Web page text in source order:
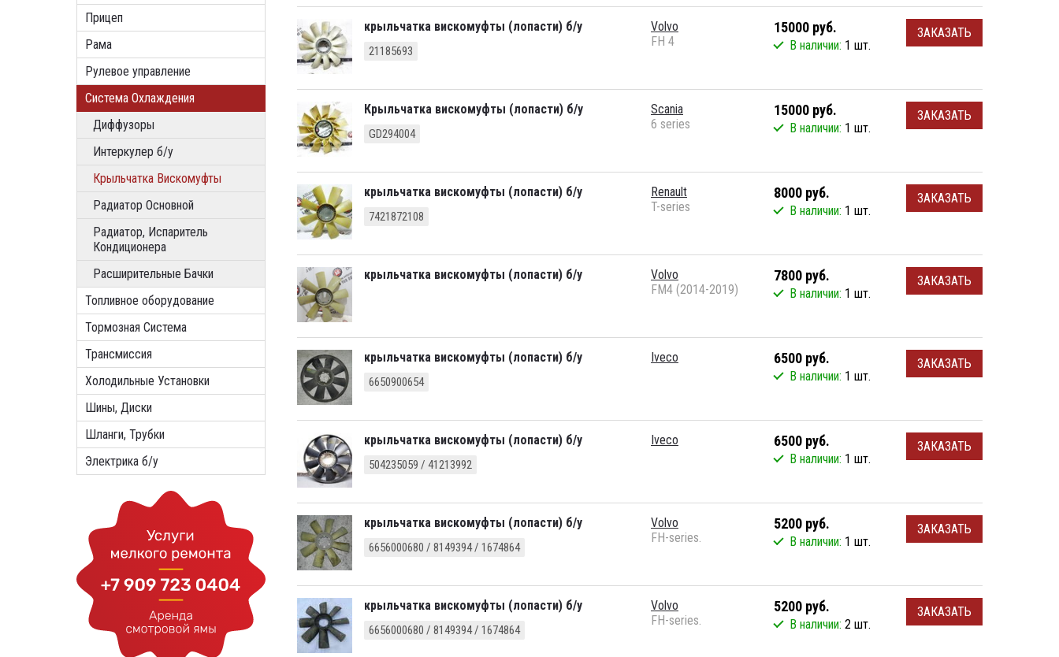
Прицеп
Рама
Рулевое управление
Система Охлаждения
Диффузоры
Интеркулер б/у
Крыльчатка Вискомуфты
Радиатор Основной
Радиатор, Испаритель
Кондиционера
Расширительные Бачки
Топливное оборудование
Тормозная Система
Трансмиссия
Холодильные Установки
Шины, Диски
Шланги, Трубки
Электрика б/у
крыльчатка вискомуфты (лопасти) б/у
21185693
Volvo
FH 4
15000 руб.
В наличии: 1 шт.
ЗАКАЗАТЬ
Крыльчатка вискомуфты (лопасти) б/у
GD294004
Scania
6 series
15000 руб.
В наличии: 1 шт.
ЗАКАЗАТЬ
крыльчатка вискомуфты (лопасти) б/у
7421872108
Renault
T-series
8000 руб.
В наличии: 1 шт.
ЗАКАЗАТЬ
крыльчатка вискомуфты (лопасти) б/у
Volvo
FM4 (2014-2019)
7800 руб.
В наличии: 1 шт.
ЗАКАЗАТЬ
крыльчатка вискомуфты (лопасти) б/у
6650900654
Iveco 6500 руб.
В наличии: 1 шт.
ЗАКАЗАТЬ
крыльчатка вискомуфты (лопасти) б/у
504235059 / 41213992
Iveco 6500 руб.
В наличии: 1 шт.
ЗАКАЗАТЬ
крыльчатка вискомуфты (лопасти) б/у
6656000680 / 8149394 / 1674864
Volvo
FH-series.
5200 руб.
В наличии: 1 шт.
ЗАКАЗАТЬ
крыльчатка вискомуфты (лопасти) б/у
6656000680 / 8149394 / 1674864
Volvo
FH-series.
5200 руб.
В наличии: 2 шт.
ЗАКАЗАТЬ